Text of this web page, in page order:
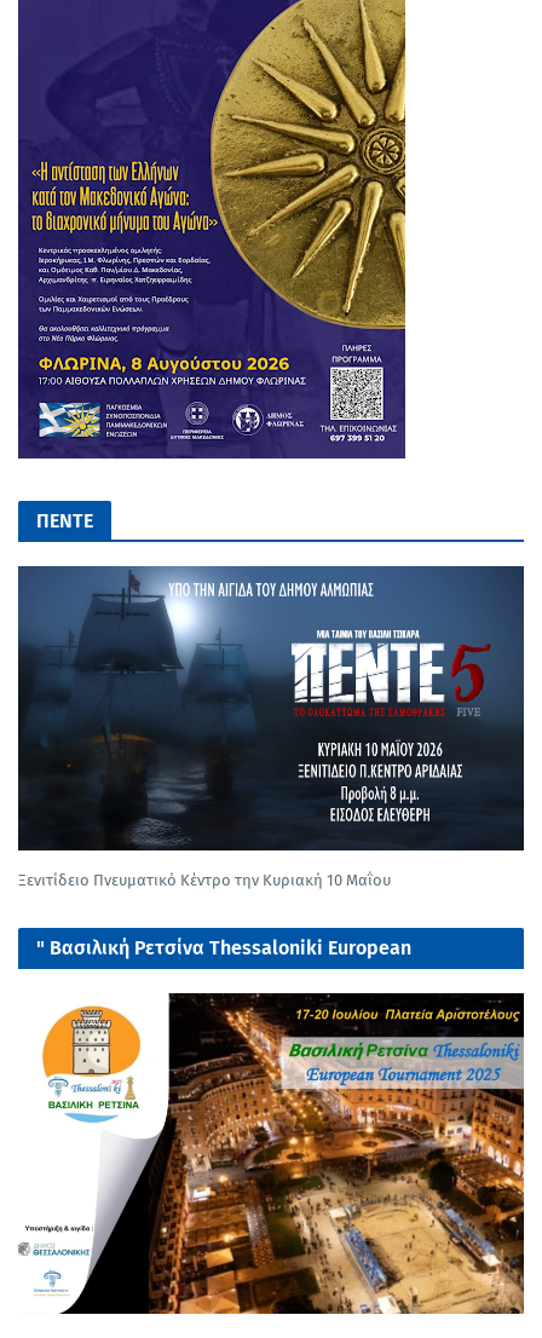
ΠΕΝΤΕ
Ξενιτίδειο Πνευματικό Κέντρο την Κυριακή 10 Μαΐου
" Βασιλική Ρετσίνα Thessaloniki European
tournament 2025"